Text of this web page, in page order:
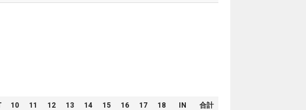
10 11 12 13 14 15 16 17 18 IN 合計